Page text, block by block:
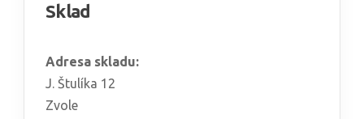
Sklad
Adresa skladu:
J. Štulíka 12
Zvole